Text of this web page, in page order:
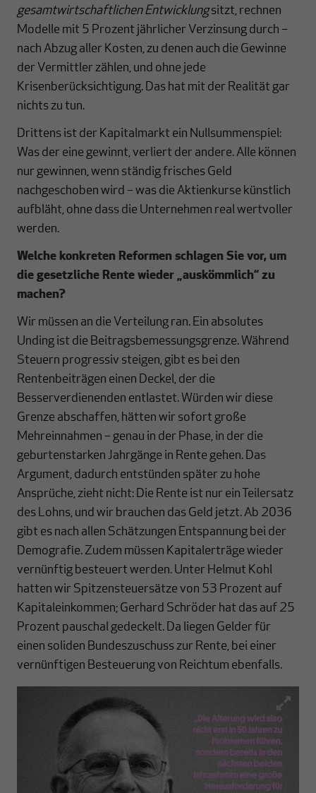
gesamtwirtschaftlichen Entwicklungsitzt, rechnen
Modelle mit 5 Prozent jährlicher Verzinsung durch –
nach Abzug aller Kosten, zu denen auch die Gewinne
der Vermittler zählen, und ohne jede
Krisenberücksichtigung. Das hat mit der Realität gar
nichts zu tun.
Drittens ist der Kapitalmarkt ein Nullsummenspiel:
Was der eine gewinnt, verliert der andere. Alle können
nur gewinnen, wenn ständig frisches Geld
nachgeschoben wird – was die Aktienkurse künstlich
aufbläht, ohne dass die Unternehmen real wertvoller
werden.
Welche konkreten Reformen schlagen Sie vor, um
die gesetzliche Rente wieder „auskömmlich“ zu
machen?
Wir müssen an die Verteilung ran. Ein absolutes
Unding ist die Beitragsbemessungsgrenze. Während
Steuern progressiv steigen, gibt es bei den
Rentenbeiträgen einen Deckel, der die
Besserverdienenden entlastet. Würden wir diese
Grenze abschaffen, hätten wir sofort große
Mehreinnahmen – genau in der Phase, in der die
geburtenstarken Jahrgänge in Rente gehen. Das
Argument, dadurch entstünden später zu hohe
Ansprüche, zieht nicht: Die Rente ist nur ein Teilersatz
des Lohns, und wir brauchen das Geld jetzt. Ab 2036
gibt es nach allen Schätzungen Entspannung bei der
Demografie. Zudem müssen Kapitalerträge wieder
vernünftig besteuert werden. Unter Helmut Kohl
hatten wir Spitzensteuersätze von 53 Prozent auf
Kapitaleinkommen; Gerhard Schröder hat das auf 25
Prozent pauschal gedeckelt. Da liegen Gelder für
einen soliden Bundeszuschuss zur Rente, bei einer
vernünftigen Besteuerung von Reichtum ebenfalls.